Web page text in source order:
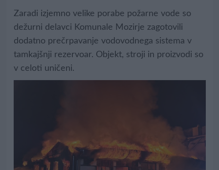
Zaradi izjemno velike porabe požarne vode so
dežurni delavci Komunale Mozirje zagotovili
dodatno prečrpavanje vodovodnega sistema v
tamkajšnji rezervoar. Objekt, stroji in proizvodi so
v celoti uničeni.